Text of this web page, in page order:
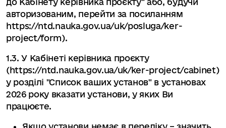
авторизованим, перейти за посиланням
https://ntd.nauka.gov.ua/uk/posluga/ker-
project/form).
1.3. У Кабінеті керівника проєкту
(https://ntd.nauka.gov.ua/uk/ker-project/cabinet)
у розділі "Список ваших установ" в установах
2026 року вказати установи, у яких Ви
працюєте.